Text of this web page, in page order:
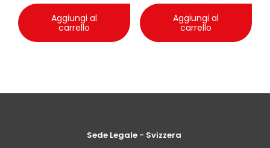
Aggiungi al
carrello
Aggiungi al
carrello
Sede Legale - Svizzera